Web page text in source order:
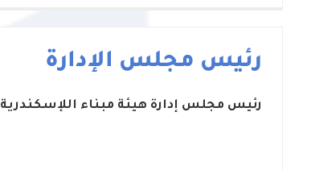
رئيس مجلس الإدارة
رئيس مجلس إدارة هيئة مبناء اللإسكندرية